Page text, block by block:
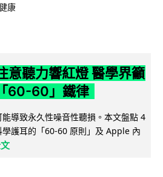
康
意聽力響紅燈 醫學界籲
60-60」鐵律
導致永久性噪音性聽損。本文盤點 4
護耳的「60-60 原則」及 Apple 內